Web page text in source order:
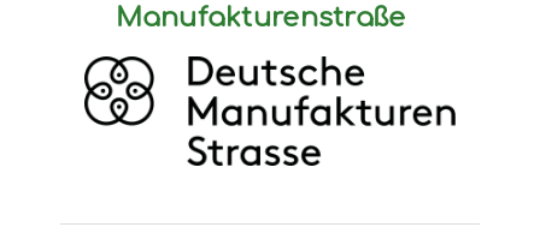
Manufakturenstraße